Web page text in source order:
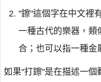
"鑔"這個字在中文裡
一種古代的樂器，類
合；也可以指一種金
如果"打鑔"是在描述一